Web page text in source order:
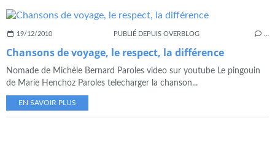
19/12/2010 PUBLIÉ DEPUIS OVERBLOG
Chansons de voyage, le respect, la différence
Nomade de Michèle Bernard Paroles video sur youtube Le pingouin
de Marie Henchoz Paroles telecharger la chanson...
EN SAVOIR PLUS